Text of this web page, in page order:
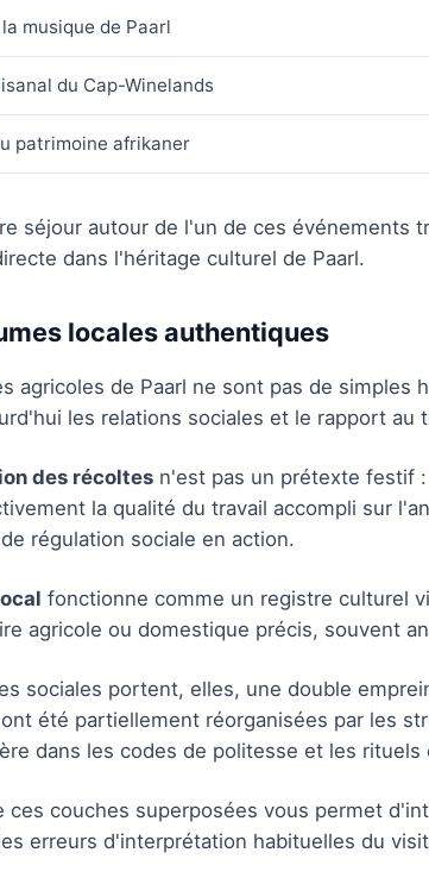
musique de Paarl
du Cap-Winelands
patrimoine afrikaner
séjour autour de l'un de ces événements
dans l'héritage culturel de Paarl.
locales authentiques
agricoles de Paarl ne sont pas de simples
les relations sociales et le rapport au
des récoltes n'est pas un prétexte festif
la qualité du travail accompli sur
régulation sociale en action.
fonctionne comme un registre culturel
agricole ou domestique précis, souvent
sociales portent, elles, une double
été partiellement réorganisées par les
dans les codes de politesse et les rituels
ces couches superposées vous permet
erreurs d'interprétation habituelles du